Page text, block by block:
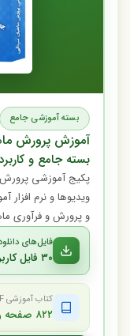
بسته آموزشی جامع
آموزش پرورش
بسته جامع و
پکیج آموزشی پرورش
ویدیوها و نرم
و پرورش و فرآوری
فایل‌های
۳۰ فایل کاربردی
کتاب آموزشی PDF
۸۲۲ صفحه رنگی